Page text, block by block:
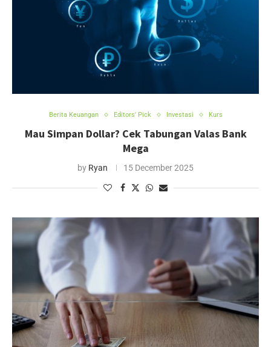
Berita Keuangan Editors' Pick Investasi Kurs
Mau Simpan Dollar? Cek Tabungan Valas Bank
Mega
by Ryan 15 December 2025